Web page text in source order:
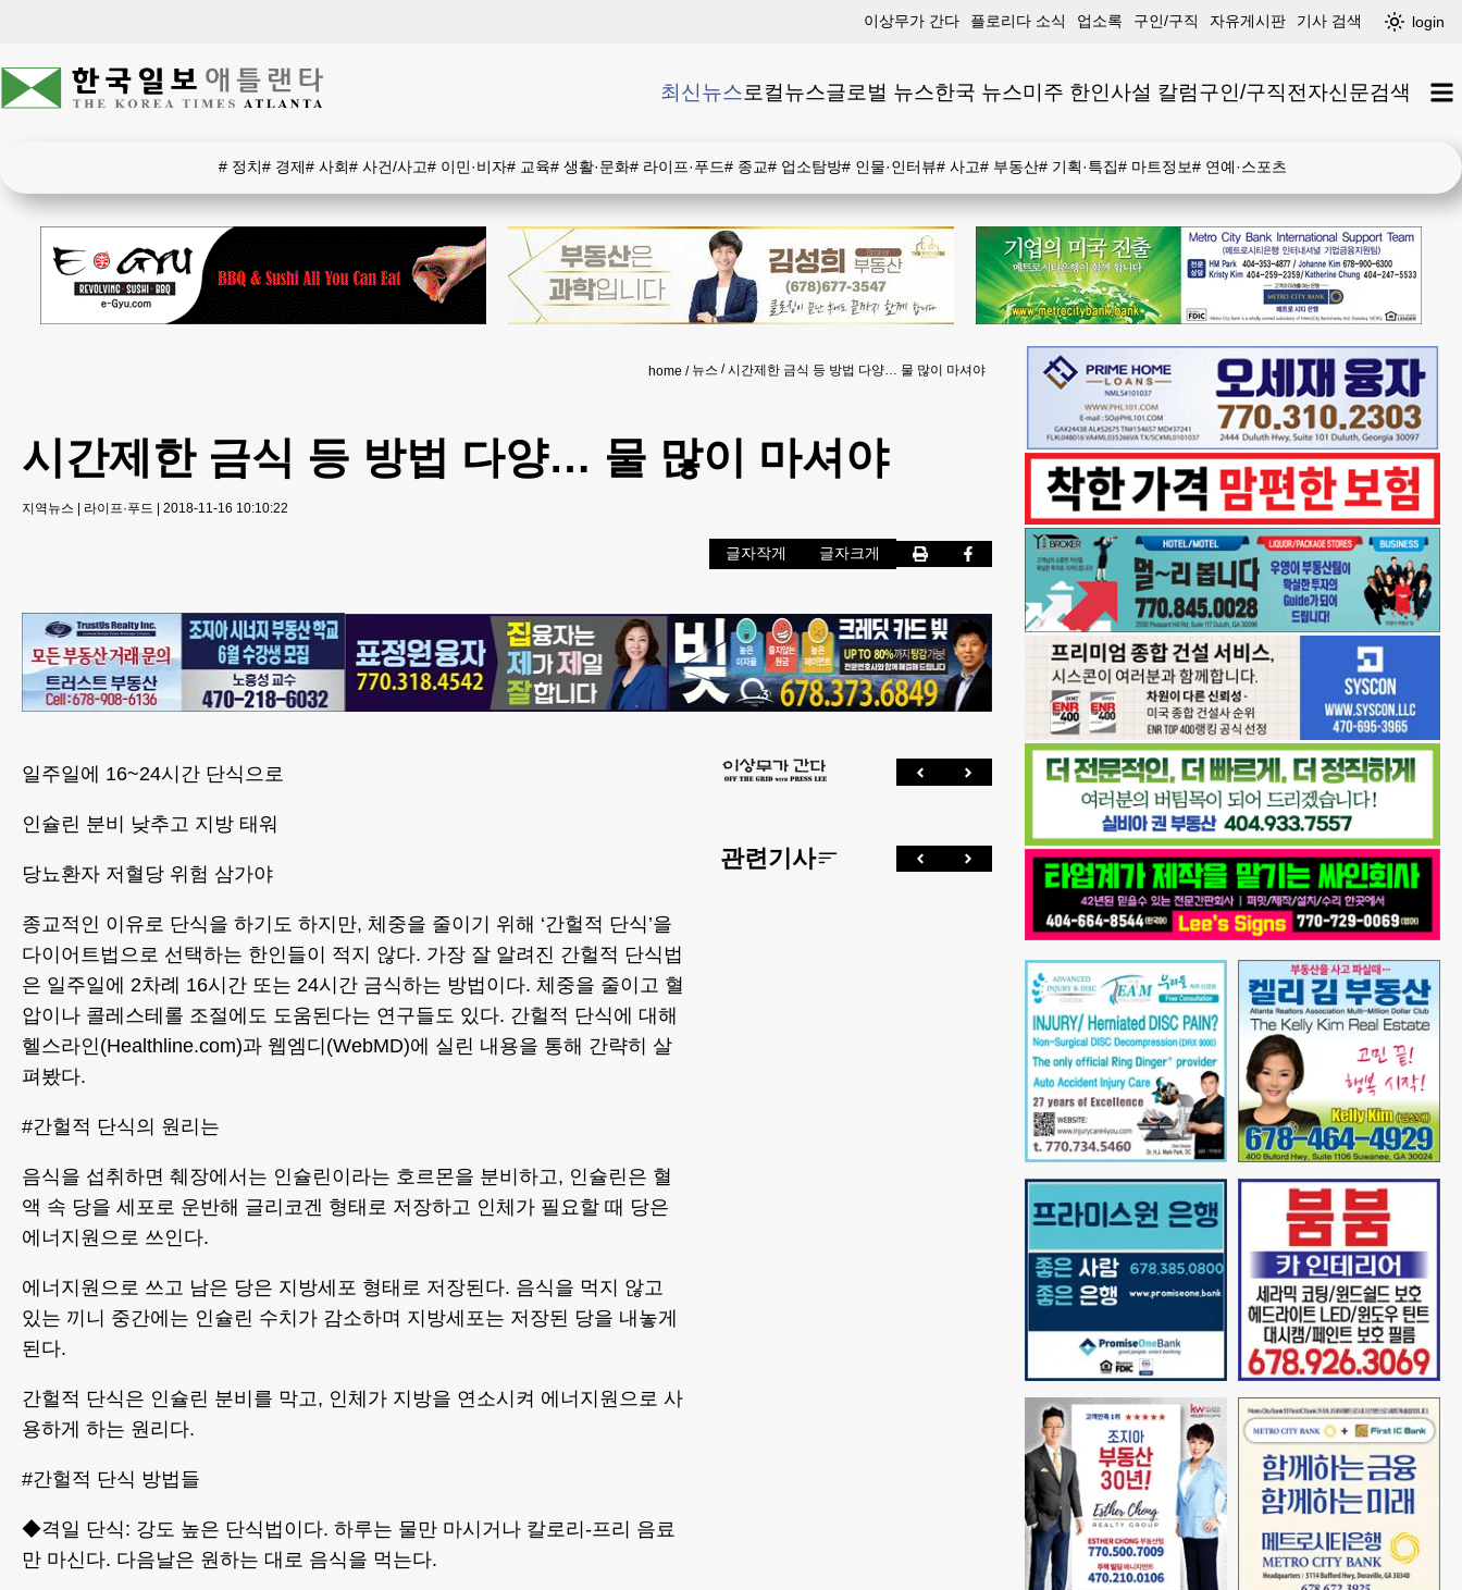
이상무가 간다 플로리다 소식 업소록 구인/구직 자유게시판 기사 검색 login
최신뉴스로컬뉴스글로벌 뉴스한국 뉴스미주 한인사설 칼럼구인/구직전자신문검색
# 정치# 경제# 사회# 사건/사고# 이민·비자# 교육# 생활·문화# 라이프·푸드# 종교# 업소탐방# 인물·인터뷰# 사고# 부동산# 기획·특집# 마트정보# 연예·스포츠
home 뉴스 시간제한 금식 등 방법 다양… 물 많이 마셔야
시간제한 금식 등 방법 다양… 물 많이 마셔야
지역뉴스 | 라이프·푸드 | 2018-11-16 10:10:22
글자작게 글자크게
일주일에 16~24시간 단식으로
인슐린 분비 낮추고 지방 태워
당뇨환자 저혈당 위험 삼가야
종교적인 이유로 단식을 하기도 하지만, 체중을 줄이기 위해 ‘간헐적 단식’을
다이어트법으로 선택하는 한인들이 적지 않다. 가장 잘 알려진 간헐적 단식법
은 일주일에 2차례 16시간 또는 24시간 금식하는 방법이다. 체중을 줄이고 혈
압이나 콜레스테롤 조절에도 도움된다는 연구들도 있다. 간헐적 단식에 대해
헬스라인(Healthline.com)과 웹엠디(WebMD)에 실린 내용을 통해 간략히 살
펴봤다.
#간헐적 단식의 원리는
음식을 섭취하면 췌장에서는 인슐린이라는 호르몬을 분비하고, 인슐린은 혈
액 속 당을 세포로 운반해 글리코겐 형태로 저장하고 인체가 필요할 때 당은
에너지원으로 쓰인다.
에너지원으로 쓰고 남은 당은 지방세포 형태로 저장된다. 음식을 먹지 않고
있는 끼니 중간에는 인슐린 수치가 감소하며 지방세포는 저장된 당을 내놓게
된다.
간헐적 단식은 인슐린 분비를 막고, 인체가 지방을 연소시켜 에너지원으로 사
용하게 하는 원리다.
#간헐적 단식 방법들
◆격일 단식: 강도 높은 단식법이다. 하루는 물만 마시거나 칼로리-프리 음료
만 마신다. 다음날은 원하는 대로 음식을 먹는다.
관련기사